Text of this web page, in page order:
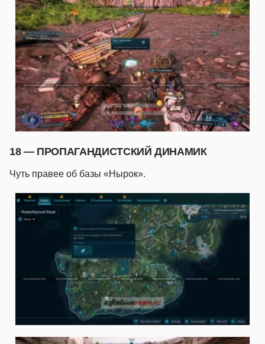
18 — ПРОПАГАНДИСТСКИЙ ДИНАМИК
Чуть правее об базы «Нырок».